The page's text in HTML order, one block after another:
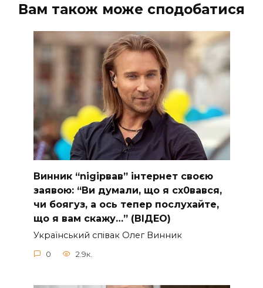
Вам також може сподобатися
Винник “nіgірвав” інтернет своєю
заявою: “Ви думали, що я сх0вався,
чи боягуз, а ось тепер послухайте,
що я вам скажу…” (ВІДЕО)
Укpaїнcький cпiвaк Oлeг Винник
0 2.9к.